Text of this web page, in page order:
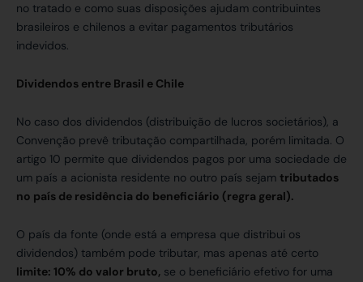
no tratado e como suas disposições ajudam contribuintes
brasileiros e chilenos a evitar pagamentos tributários
indevidos.
Dividendos entre Brasil e Chile
No caso dos dividendos (distribuição de lucros societários), a
Convenção prevê tributação compartilhada, porém limitada. O
artigo 10 permite que dividendos pagos por uma sociedade de
um país a acionista residente no outro país sejam tributados
no país de residência do beneficiário (regra geral).
O país da fonte (onde está a empresa que distribui os
dividendos) também pode tributar, mas apenas até certo
limite: 10% do valor bruto, se o beneficiário efetivo for uma